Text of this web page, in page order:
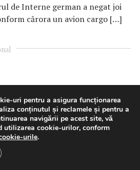
de Interne german a negat joi
cărora un avion cargo […]
procedurii de
să fie
de
activitatea
uri pentru a asigura funcționarea
conținutul și reclamele și pentru a
navigării pe acest site, vă
utilizarea cookie-urilor, conform
urile.